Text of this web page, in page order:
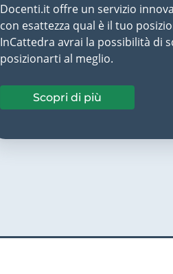
Docenti.it offre un servizio
con esattezza qual è il tuo
InCattedra avrai la possibilità di
posizionarti al meglio.
Scopri di più